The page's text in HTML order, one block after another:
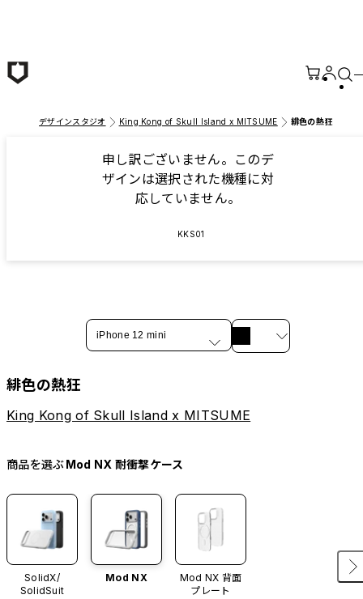
デザインスタジオ King Kong of Skull Island x MITSUME 緋色の熱狂
申し訳ございません。このデ
ザインは選択された機種に対
応していません。
KKS01
iPhone 12 mini
緋色の熱狂
King Kong of Skull Island x MITSUME
商品を選ぶMod NX 耐衝撃ケース
SolidX/
SolidSuit
Mod NX
Mod NX 背面
プレート